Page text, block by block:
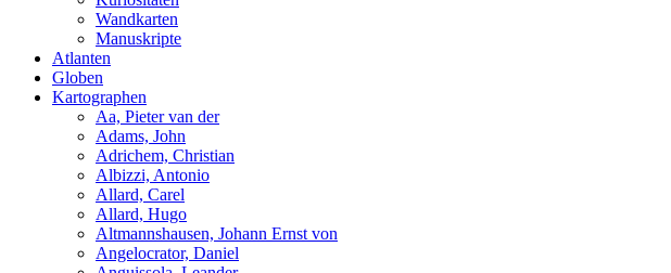
Wandkarten
Manuskripte
Atlanten
Globen
Kartographen
Aa, Pieter van der
Adams, John
Adrichem, Christian
Albizzi, Antonio
Allard, Carel
Allard, Hugo
Altmannshausen, Johann Ernst von
Angelocrator, Daniel